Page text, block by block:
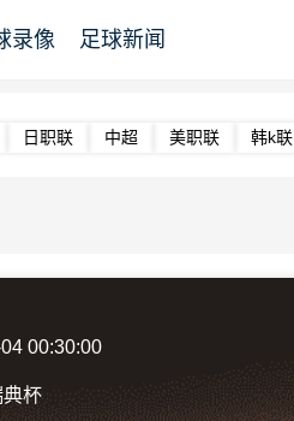
录像 足球新闻
日职联 中超 美职联 韩k联
00:30:00
典杯